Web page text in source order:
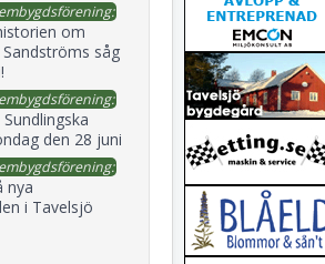
om
såg
den 28 juni
nya
i Tavelsjö